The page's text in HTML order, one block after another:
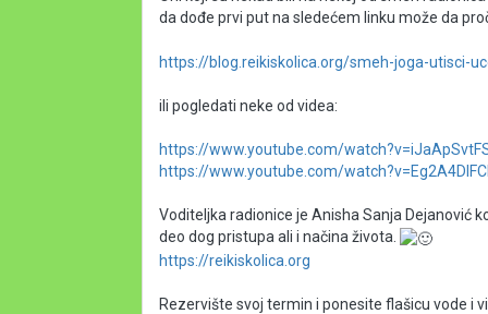
da dođe prvi put na sledećem linku može da
https://blog.reikiskolica.org/smeh-joga-utisci-
ili pogledati neke od videa:
https://www.youtube.com/
https://www.youtube.com/
Voditeljka radionice je Anisha Sanja Dejanović
deo dog pristupa ali i načina života.
https://reikiskolica.org
Rezervište svoj termin i ponesite flašicu vode i